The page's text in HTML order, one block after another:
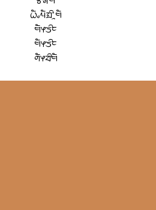
ᤐᤠᤱᤘᤠᤀᤡᤳᤗᤠ
ᤗᤠᤶᤍᤡᤰ
ᤗᤠᤶᤍᤡᤰ
ᤛᤠᤶᤔᤡᤗᤠ